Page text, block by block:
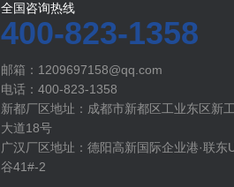
全国咨询热线
400-823-1358
邮箱：1209697158@qq.com
电话：400-823-1358
新都厂区地址：成都市新都区工业东区新工
大道18号
广汉厂区地址：德阳高新国际企业港·联东
谷41#-2